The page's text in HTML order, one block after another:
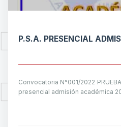
P.S.A. PRESENCIAL
Convocatoria N°001/2022
presencial admisión académica